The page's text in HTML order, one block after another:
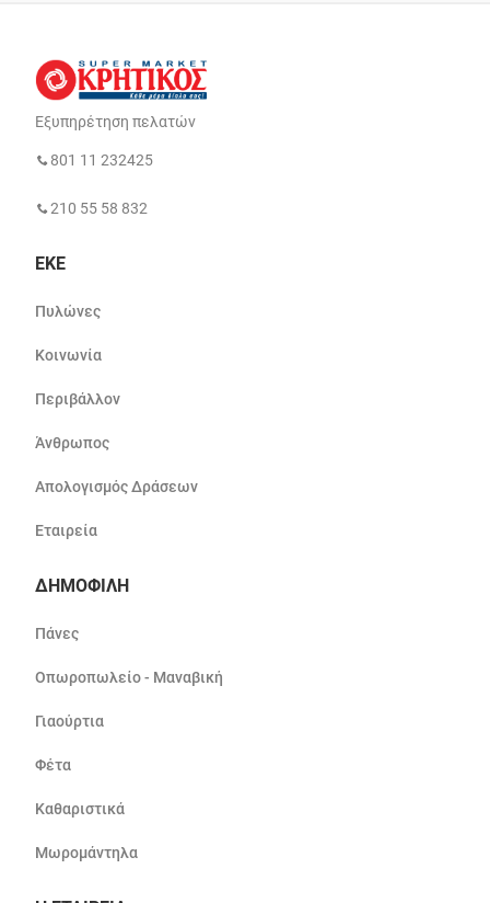
Εξυπηρέτηση πελατών
801 11 232425
210 55 58 832
ΕΚΕ
Πυλώνες
Κοινωνία
Περιβάλλον
Άνθρωπος
Απολογισμός Δράσεων
Εταιρεία
ΔΗΜΟΦΙΛΗ
Πάνες
Οπωροπωλείο - Μαναβική
Γιαούρτια
Φέτα
Καθαριστικά
Μωρομάντηλα